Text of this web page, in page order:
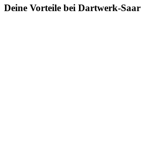
Deine Vorteile bei Dartwerk-Saar